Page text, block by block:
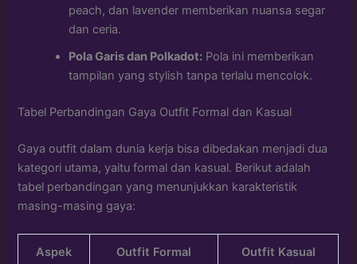
peach, dan lavender memberikan nuansa segar
dan ceria.
Pola Garis dan Polkadot: Pola ini memberikan
tampilan yang stylish tanpa terlalu mencolok.
Tabel Perbandingan Gaya Outfit Formal dan Kasual
Gaya outfit dalam dunia kerja bisa dibedakan menjadi dua
kategori utama, yaitu formal dan kasual. Berikut adalah
tabel perbandingan yang menunjukkan karakteristik
masing-masing gaya:
Aspek Outfit Formal Outfit Kasual